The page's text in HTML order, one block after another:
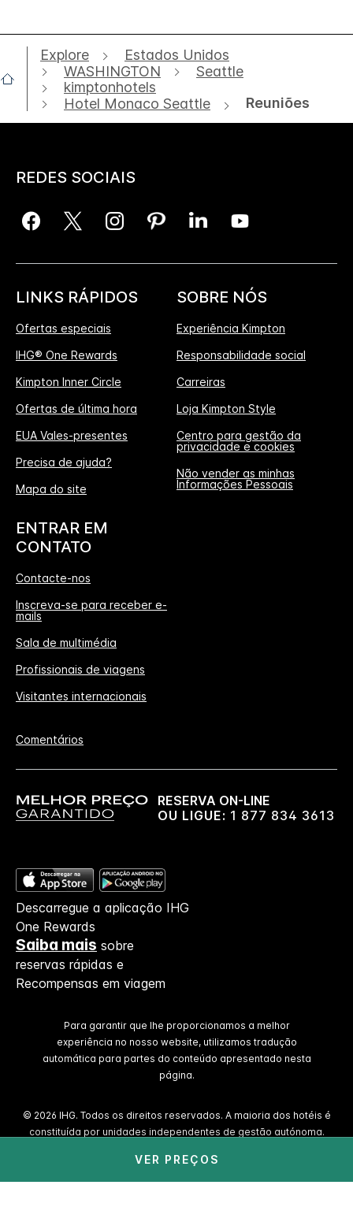
VER PREÇOS
Explore
Estados Unidos
WASHINGTON
Seattle
kimptonhotels
Hotel Monaco Seattle
Reuniões
REDES SOCIAIS
LINKS RÁPIDOS
Ofertas especiais
IHG® One Rewards
Kimpton Inner Circle
Ofertas de última hora
EUA Vales-presentes
Precisa de ajuda?
Mapa do site
SOBRE NÓS
Experiência Kimpton
Responsabilidade social
Carreiras
Loja Kimpton Style
Centro para gestão da
privacidade e cookies
Não vender as minhas
Informações Pessoais
ENTRAR EM
CONTATO
Contacte-nos
Inscreva-se para receber e-
mails
Sala de multimédia
Profissionais de viagens
Visitantes internacionais
Comentários
RESERVA ON-LINE
OU LIGUE: 1 877 834 3613
Descarregue a aplicação IHG
One Rewards
Saiba mais sobre
reservas rápidas e
Recompensas em viagem
Para garantir que lhe proporcionamos a melhor
experiência no nosso website, utilizamos tradução
automática para partes do conteúdo apresentado nesta
página.
© 2026 IHG. Todos os direitos reservados. A maioria dos hotéis é
constituída por unidades independentes de gestão autónoma.